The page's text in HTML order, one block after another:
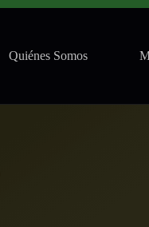
Quiénes Somos